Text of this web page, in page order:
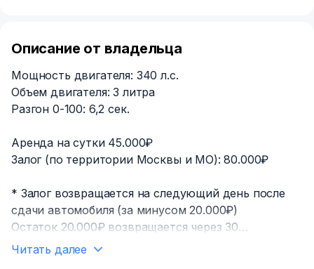
Описание от владельца
Мощность двигателя: 340 л.с.
Объем двигателя: 3 литра
Разгон 0-100: 6,2 сек.
Аренда на сутки 45.000₽
Залог (по территории Москвы и МО): 80.000₽
* Залог возвращается на следующий день после
сдачи автомобиля (за минусом 20.000₽)
Остаток 20.000₽ возвращается через 30
календарных дней.
Читать далее